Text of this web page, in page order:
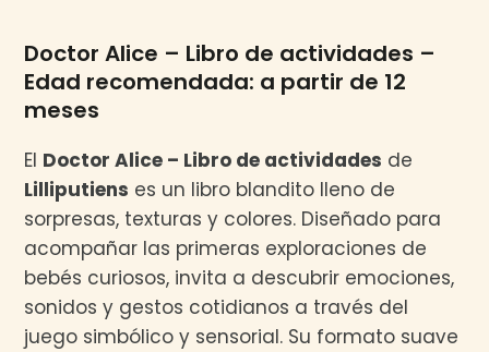
Doctor Alice – Libro de actividades –
Edad recomendada: a partir de 12
meses
El Doctor Alice – Libro de actividades de
Lilliputiens es un libro blandito lleno de
sorpresas, texturas y colores. Diseñado para
acompañar las primeras exploraciones de
bebés curiosos, invita a descubrir emociones,
sonidos y gestos cotidianos a través del
juego simbólico y sensorial. Su formato suave